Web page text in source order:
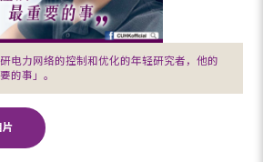
电力网络的控制和优化的年轻研究者，他的
的事」。